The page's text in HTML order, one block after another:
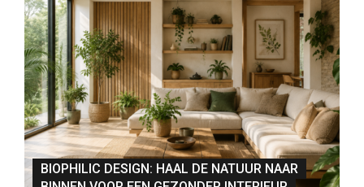
BIOPHILIC DESIGN: HAAL DE NATUUR NAAR